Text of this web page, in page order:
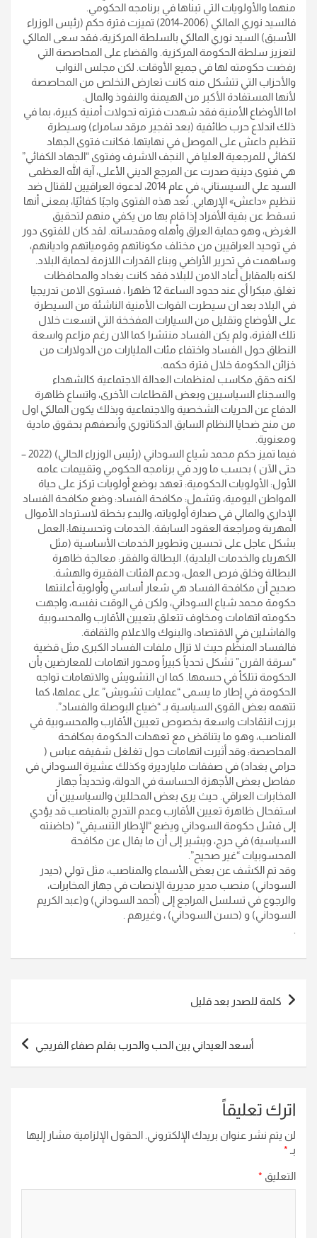
منهما والأولويات التي تبناها في برنامجه الحكومي.
فالسيد نوري المالكي (2006-2014) تميزت فترة حكم (رئيس الوزراء
الأسبق) السيد نوري المالكي بالسلطة المركزية، فقد سعى المالكي
لتعزيز سلطة الحكومة المركزية. والقضاء على المحاصصة التي
رفضت حكومته لها في جميع الأوقات. لكن مجلس النواب
والأحزاب التي تتشكل منه كانت تعارض التخلص من المحاصصة
لأنها المستفادة الأكبر من الهيمنة والنفوذ والمال.
اما الأوضاع الأمنية فقد شهدت فترته تحولات أمنية كبيرة، بما في
ذلك اندلاع حرب طائفية (بعد تفجير مرقد سامراء) وسيطرة
تنظيم داعش على الموصل في نهايتها. فكانت فتوى الجهاد
لكفائي للمرجعية العليا في النجف الاشرف وفتوى “الجهاد الكفائي”
هي فتوى دينية صدرت عن المرجع الديني الأعلى، آية الله العظمى
السيد علي السيستاني، في عام 2014، لدعوة العراقيين للقتال ضد
تنظيم «داعش» الإرهابي. تُعد هذه الفتوى واجبًا كفائيًا، بمعنى أنها
تسقط عن بقية الأفراد إذا قام بها من يكفي منهم لتحقيق
الغرض، وهو حماية العراق وأهله ومقدساته. لقد كان للفتوى دور
في توحيد العراقيين من مختلف مكوناتهم وقومياتهم واديانهم،
وساهمت في تحرير الأراضي وبناء القدرات اللازمة لحماية البلاد.
لكنه بالمقابل أعاد الامن للبلاد فقد كانت بغداد والمحافظات
تغلق مبكرا أي عند حدود الساعة 12 ظهرا ، فستوى الامن تدريجيا
في البلاد بعد ان سيطرت القوات الأمنية الناشئة من السيطرة
على الأوضاع وتقليل من السيارات المفخخة التي اتسعت خلال
تلك الفترة، ولم يكن الفساد منتشرا كما الان رغم مزاعم واسعة
النطاق حول الفساد واختفاء مئات المليارات من الدولارات من
خزائن الحكومة خلال فترة حكمه.
لكنه حقق مكاسب لمنظمات العدالة الاجتماعية كالشهداء
والسجناء السياسيين وبعض القطاعات الأخرى، واتساع ظاهرة
الدفاع عن الحريات الشخصية والاجتماعية وبذلك يكون المالكي اول
من منح ضحايا النظام السابق الدكتاتوري وأنصفهم بحقوق مادية
ومعنوية.
فيما تميز حكم محمد شياع السوداني (رئيس الوزراء الحالي) (2022 –
حتى الآن ) بحسب ما ورد في برنامجه الحكومي وتقييمات عامه
الأول: الأولويات الحكومية: تعهد بوضع أولويات تركز على حياة
المواطن اليومية، وتشمل: مكافحة الفساد: وضع مكافحة الفساد
الإداري والمالي في صدارة أولوياته، والبدء بخطة لاسترداد الأموال
المهربة ومراجعة العقود السابقة. الخدمات وتحسينها: العمل
بشكل عاجل على تحسين وتطوير الخدمات الأساسية (مثل
الكهرباء والخدمات البلدية). البطالة والفقر: معالجة ظاهرة
البطالة وخلق فرص العمل، ودعم الفئات الفقيرة والهشة.
صحيح أن مكافحة الفساد هي شعار أساسي وأولوية أعلنتها
حكومة محمد شياع السوداني، ولكن في الوقت نفسه، واجهت
حكومته اتهامات ومخاوف تتعلق بتعيين الأقارب والمحسوبية
والفاشلين في الاقتصاد، والبنوك والاعلام والثقافة.
فالفساد المنظَّم حيث لا تزال ملفات الفساد الكبرى مثل قضية
“سرقة القرن” تشكل تحدياً كبيراً ومحور اتهامات للمعارضين بأن
الحكومة تتلكأ في حسمها. كما ان التشويش والاتهامات تواجه
الحكومة في إطار ما يسمى “عمليات تشويش” على عملها، كما
تتهمه بعض القوى السياسية بـ “ضياع البوصلة والفساد”.
برزت انتقادات واسعة بخصوص تعيين الأقارب والمحسوبية في
المناصب، وهو ما يتناقض مع تعهدات الحكومة بمكافحة
المحاصصة: وقد أثيرت اتهامات حول تغلغل شقيقه عباس (
حرامي بغداد) في صفقات مليارديرة وكذلك عشيرة السوداني في
مفاصل بعض الأجهزة الحساسة في الدولة، وتحديداً جهاز
المخابرات العراقي. حيث يرى بعض المحللين والسياسيين أن
استفحال ظاهرة تعيين الأقارب وعدم التدرج بالمناصب قد يؤدي
إلى فشل حكومة السوداني ويضع “الإطار التنسيقي” (حاضنته
السياسية) في حرج، ويشير إلى أن ما يقال عن مكافحة
المحسوبيات “غير صحيح”.
وقد تم الكشف عن بعض الأسماء والمناصب، مثل تولي (حيدر
السوداني) منصب مدير مديرية الإنصات في جهاز المخابرات،
والرجوع في تسلسل المراجع إلى (أحمد السوداني) و(عبد الكريم
السوداني) و (حسن السوداني) ، وغيرهم .
تصفّح
كلمة للصدر بعد قليل
أسعد العيداني بين الحب والحرب بقلم صفاء الفريجي
اترك تعليقاً
لن يتم نشر عنوان بريدك الإلكتروني. الحقول الإلزامية مشار إليها
بـ *
التعليق *